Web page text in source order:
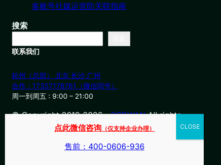
多账号社媒运营防关联指南
搜索
联系我们
杭州（总部） 北京 长沙 广州
合作：17357178761（微信同号）
周一到周五 : 9:00 – 21:00
© Copyright 2019-2026・OSDWANAll rights
点此微信咨询 （仅支持企业办理）
售前：400-0606-936